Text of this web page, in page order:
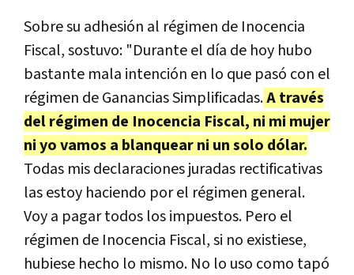
Sobre su adhesión al régimen de Inocencia
Fiscal, sostuvo: "Durante el día de hoy hubo
bastante mala intención en lo que pasó con el
régimen de Ganancias Simplificadas.A través
del régimen de Inocencia Fiscal, ni mi mujer
ni yo vamos a blanquear ni un solo dólar.
Todas mis declaraciones juradas rectificativas
las estoy haciendo por el régimen general.
Voy a pagar todos los impuestos. Pero el
régimen de Inocencia Fiscal, si no existiese,
hubiese hecho lo mismo. No lo uso como tapó